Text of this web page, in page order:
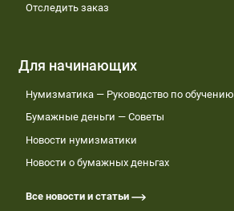
Отследить заказ
Для начинающих
Нумизматика — Руководство по обучению
Бумажные деньги — Советы
Новости нумизматики
Новости о бумажных деньгах
Все новости и статьи